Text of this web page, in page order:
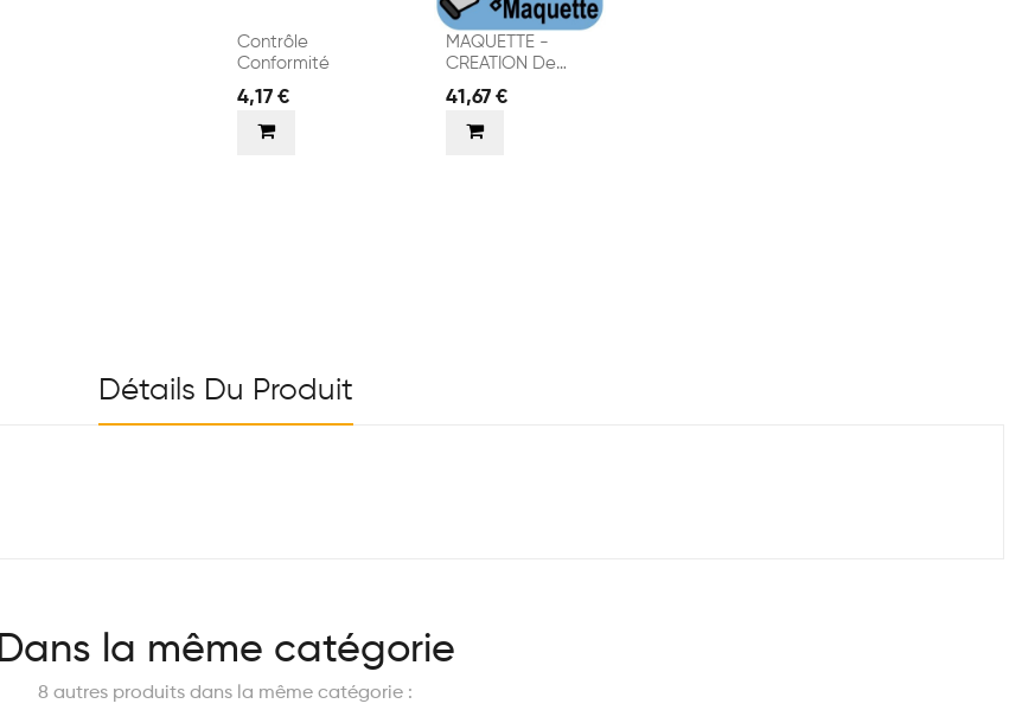
Contrôle
Conformité
4,17 €
MAQUETTE -
CREATION De
41,67 €
Détails Du Produit
Dans la même catégorie
8 autres produits dans la même catégorie :